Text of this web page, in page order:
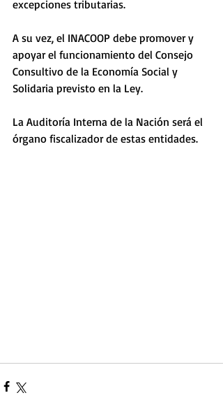
excepciones tributarias.
A su vez, el INACOOP debe promover y
apoyar el funcionamiento del Consejo
Consultivo de la Economía Social y
Solidaria previsto en la Ley.
La Auditoría Interna de la Nación será el
órgano fiscalizador de estas entidades.